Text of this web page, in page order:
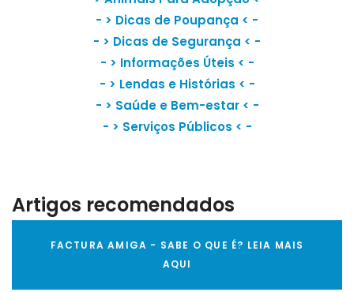
- > Dicas de Poupança < -
- > Dicas de Segurança < -
- > Informações Úteis < -
- > Lendas e Histórias < -
- > Saúde e Bem-estar< -
- > Serviços Públicos < -
Artigos recomendados
FACTURA AMIGA - SABE O QUE É? LEIA MAIS
AQUI